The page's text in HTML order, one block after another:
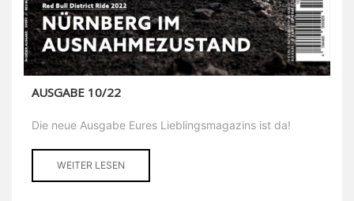
AUSGABE 10/22
Die neue Ausgabe Eures Lieblingsmagazins ist da!
WEITER LESEN